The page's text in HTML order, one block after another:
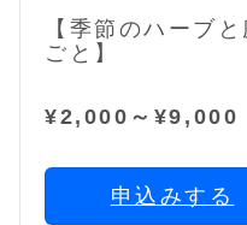
【季節のハーブと
ごと】
¥2,000～¥9,000
申込みする